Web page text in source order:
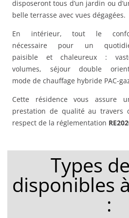
disposeront tous d’un jardin ou
belle terrasse avec vues dégagées.
En intérieur, tout le
nécessaire pour un
paisible et chaleureux :
volumes, séjour double
mode de chauffage hybride PAC-
Cette résidence vous assure
prestation de qualité au travers
respect de la réglementation
Types
disponibles
: